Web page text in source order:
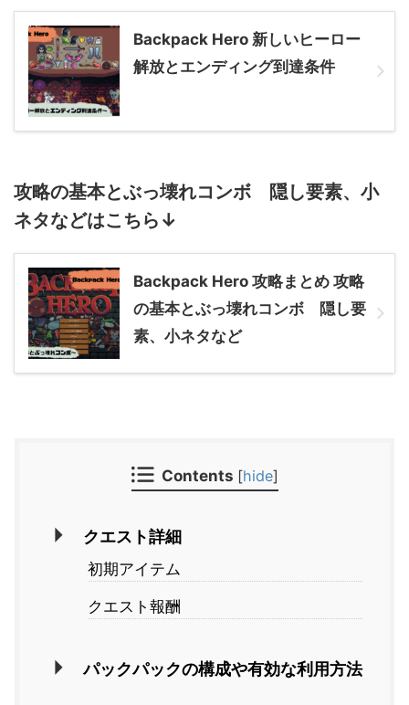
Backpack Hero 新しいヒーロー
解放とエンディング到達条件
攻略の基本とぶっ壊れコンボ 隠し要素、小
ネタなどはこちら↓
Backpack Hero 攻略まとめ 攻略
の基本とぶっ壊れコンボ 隠し要
素、小ネタなど
Contents [hide]
クエスト詳細
初期アイテム
クエスト報酬
パックパックの構成や有効な利用方法